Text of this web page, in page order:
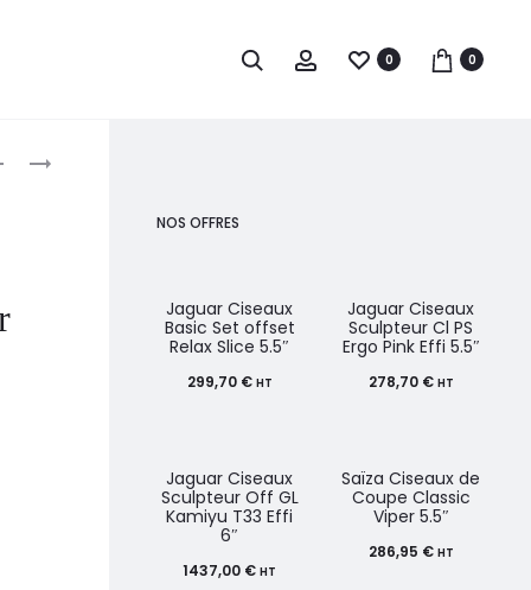
0 0
navigation
WELLA
60ML
BLOND
NOS OFFRES
Jaguar Ciseaux
Basic Set offset
Relax Slice 5.5″
299,70 € HT
Jaguar Ciseaux
Sculpteur Cl PS
Ergo Pink Effi 5.5″
278,70 € HT
Jaguar Ciseaux
Sculpteur Off GL
Kamiyu T33 Effi
6″
1437,00 € HT
Saïza Ciseaux de
Coupe Classic
Viper 5.5″
286,95 € HT